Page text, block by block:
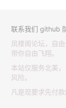
联系我们 github
凤楼阁论坛，自
带你自由飞翔。
本站仅服务北美
风险。
凡是现要求先付